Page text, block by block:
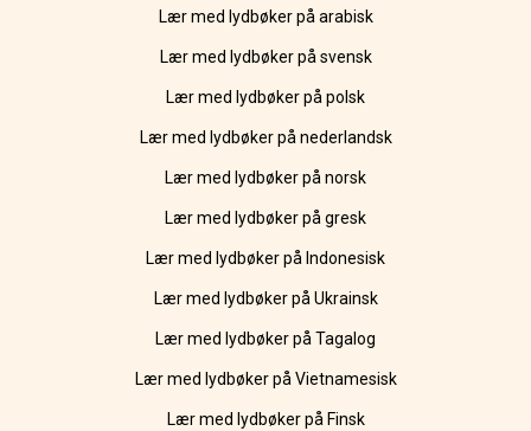
Lær med lydbøker på arabisk
Lær med lydbøker på svensk
Lær med lydbøker på polsk
Lær med lydbøker på nederlandsk
Lær med lydbøker på norsk
Lær med lydbøker på gresk
Lær med lydbøker på Indonesisk
Lær med lydbøker på Ukrainsk
Lær med lydbøker på Tagalog
Lær med lydbøker på Vietnamesisk
Lær med lydbøker på Finsk